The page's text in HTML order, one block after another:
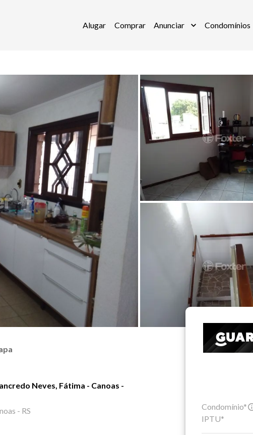
Alugar Comprar Anunciar Condomínios
Neves, Fátima - Canoas -
- RS Condomínio*
IPTU*